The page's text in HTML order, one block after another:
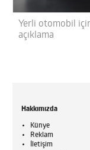
Yerli otomobil
açıklama
Hakkımızda
Künye
Reklam
İletişim